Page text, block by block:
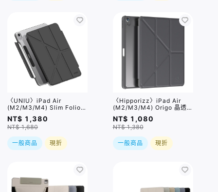
〈UNIU〉iPad Air
(M2/M3/M4) Slim Folio
超薄支架透明保護殼 / 兩色,
兩種尺寸
NT$ 1,380
NT$ 1,680
一般商品 現折
〈Hipporizz〉iPad Air
(M2/M3/M4) Origo 晶透筆
槽防摔殼 / 四色,兩種尺寸
NT$ 1,080
NT$ 1,380
一般商品 現折